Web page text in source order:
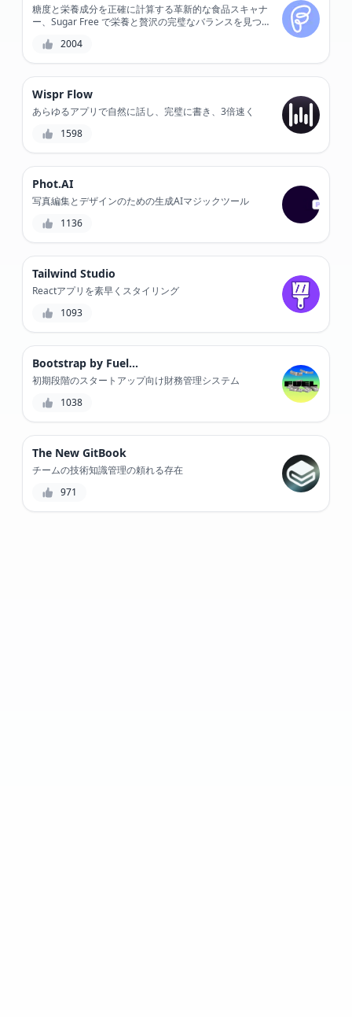
糖度と栄養成分を正確に計算する革新的な食品スキャナ
ー、Sugar Free で栄養と贅沢の完璧なバランスを見つ
2004
Wispr Flow
あらゆるアプリで自然に話し、完璧に書き、3倍速く
1598
Phot.AI
写真編集とデザインのための生成AIマジックツール
1136
Tailwind Studio
Reactアプリを素早くスタイリング
1093
Bootstrap by Fuelfinance
初期段階のスタートアップ向け財務管理システム
1038
The New GitBook
チームの技術知識管理の頼れる存在
971